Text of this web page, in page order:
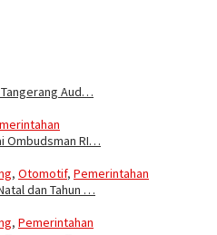
Aud…
Ombudsman RI…
, Otomotif, Pemerintahan
dan Tahun …
, Pemerintahan